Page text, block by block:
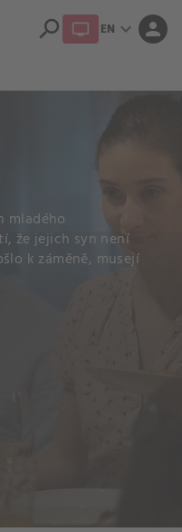
search EN expand_more person
mladého
že jejich syn není
k záměně, musejí